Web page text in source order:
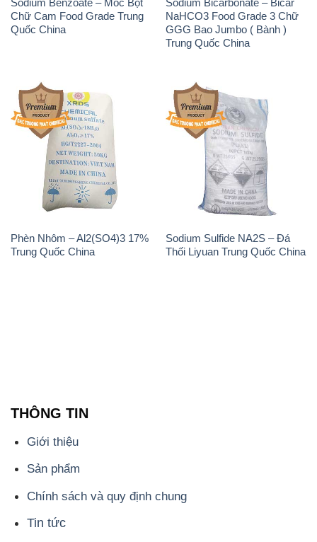
Sodium Benzoate – Mốc Bột
Chữ Cam Food Grade Trung
Quốc China
Sodium Bicarbonate – Bicar
NaHCO3 Food Grade 3 Chữ
GGG Bao Jumbo ( Bành )
Trung Quốc China
Phèn Nhôm – Al2(SO4)3 17%
Trung Quốc China
Sodium Sulfide NA2S – Đá
Thối Liyuan Trung Quốc China
THÔNG TIN
Giới thiệu
Sản phẩm
Chính sách và quy định chung
Tin tức